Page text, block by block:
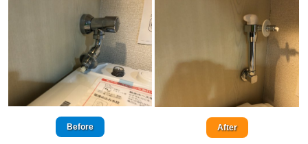
Before After